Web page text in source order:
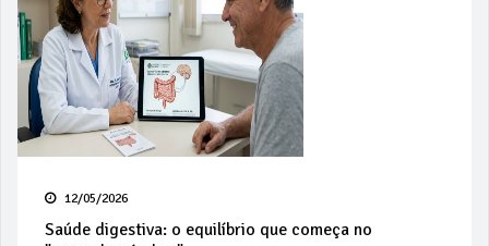
12/05/2026
Saúde digestiva: o equilíbrio que começa no